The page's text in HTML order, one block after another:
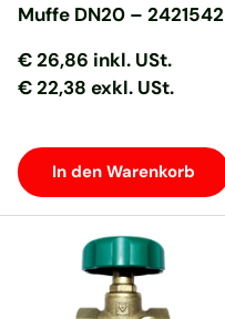
Muffe DN20 – 2421542
Normaler Preis
Normaler Preis
€ 26,86 inkl. USt.
€ 22,38 exkl. USt.
In den Warenkorb